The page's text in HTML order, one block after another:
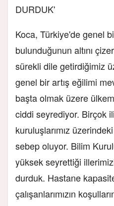
DURDUK'
Koca, Türkiye'de genel
bulunduğunun altını
sürekli dile getirdiğimiz
genel bir artış eğilimi
başta olmak üzere
ciddi seyrediyor. Birçok
kuruluşlarımız
sebep oluyor. Bilim
yüksek seyrettiği
durduk. Hastane
çalışanlarımızın